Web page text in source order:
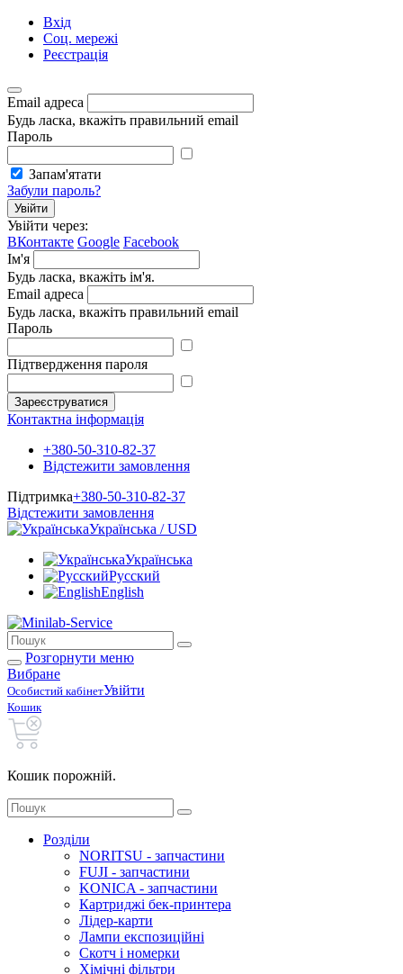
Вхід
Соц. мережі
Реєстрація
Email адреса
Будь ласка, вкажіть правильний email
Пароль
Запам'ятати
Забули пароль?
Увійти
Увійти через:
ВКонтакте Google Facebook
Ім'я
Будь ласка, вкажіть ім'я.
Email адреса
Будь ласка, вкажіть правильний email
Пароль
Підтвердження пароля
Зареєструватися
Контактна інформація
+380-50-310-82-37
Відстежити замовлення
Підтримка+380-50-310-82-37
Відстежити замовлення
Українська / USD
Українська
Русский
English
Розгорнути меню
Вибране
Особистий кабінетУвійти
Кошик
Кошик порожній.
Розділи
NORITSU - запчастини
FUJI - запчастини
KONICA - запчастини
Картриджі бек-принтера
Лідер-карти
Лампи експозиційні
Скотч і номерки
Хімічні фільтри